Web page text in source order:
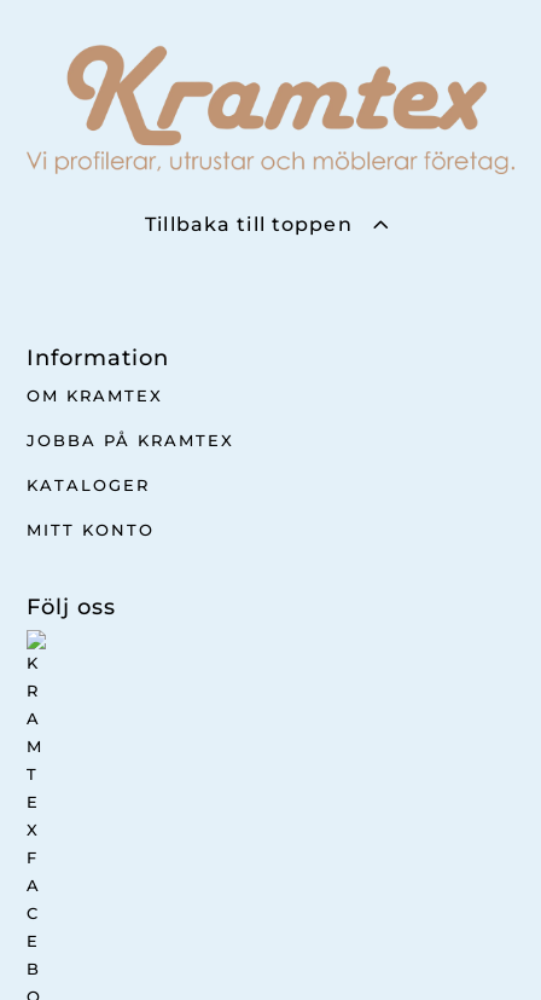
Tillbaka till toppen
Information
OM KRAMTEX
JOBBA PÅ KRAMTEX
KATALOGER
MITT KONTO
Följ oss